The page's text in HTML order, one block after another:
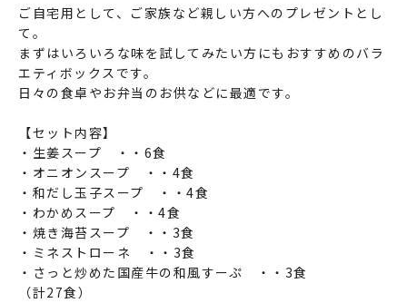
ご自宅用として、ご家族など親しい方へのプレゼントとし
て。
まずはいろいろな味を試してみたい方にもおすすめのバラ
エティボックスです。
日々の食卓やお弁当のお供などに最適です。
【セット内容】
・生姜スープ ・・6食
・オニオンスープ ・・4食
・和だし玉子スープ ・・4食
・わかめスープ ・・4食
・焼き海苔スープ ・・3食
・ミネストローネ ・・3食
・さっと炒めた国産牛の和風すーぷ ・・3食
（計27食）